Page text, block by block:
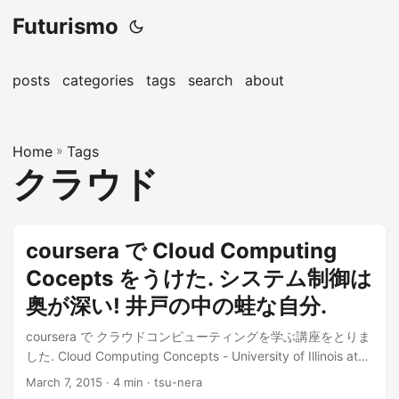
Futurismo
posts categories tags search about
Home » Tags
クラウド
coursera で Cloud Computing
Cocepts をうけた. システム制御は
奥が深い! 井戸の中の蛙な自分.
coursera で クラウドコンピューティングを学ぶ講座をとりま
した. Cloud Computing Concepts - University of Illinois at
Urbana-Champaign | coursera 分量が多いので, Cloud
March 7, 2015 · 4 min · tsu-nera